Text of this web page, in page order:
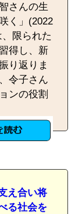
さんの生
く」(2022
限られた
得し、新
り返りま
令子さん
ンの役割
え合い将
る社会を